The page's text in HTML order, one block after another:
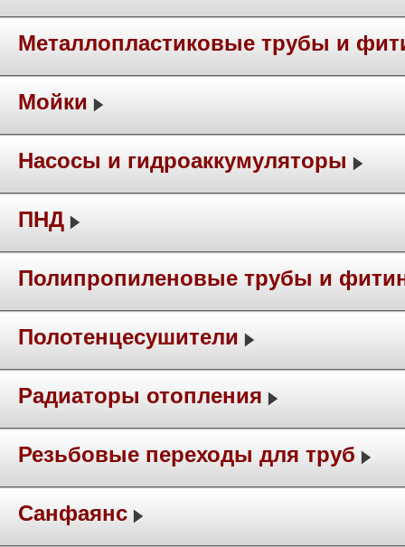
Металлопластиковые трубы и
Мойки
Насосы и гидроаккумуляторы
ПНД
Полипропиленовые трубы и
Полотенцесушители
Радиаторы отопления
Резьбовые переходы для труб
Санфаянс